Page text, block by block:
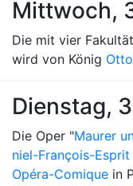
Mittwoch,
Die mit vier
wird von König
Dienstag,
Die Oper "Maurer
niel-François-
Opéra-Comique in